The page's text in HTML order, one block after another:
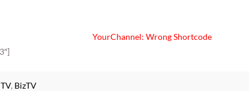
YourChannel: Wrong Shortcode
, BizTV